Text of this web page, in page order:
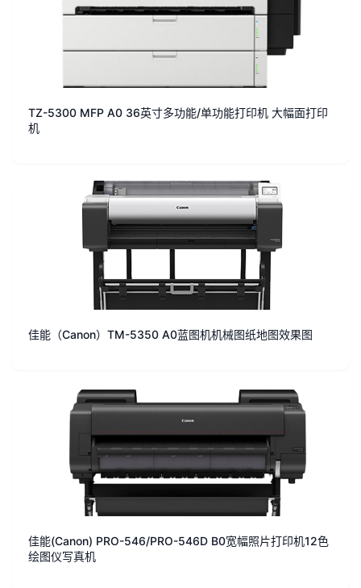
TZ-5300 MFP A0 36英寸多功能/单功能打印机 大幅面打印
机
佳能（Canon）TM-5350 A0蓝图机机械图纸地图效果图
佳能(Canon) PRO-546/PRO-546D B0宽幅照片打印机12色
绘图仪写真机